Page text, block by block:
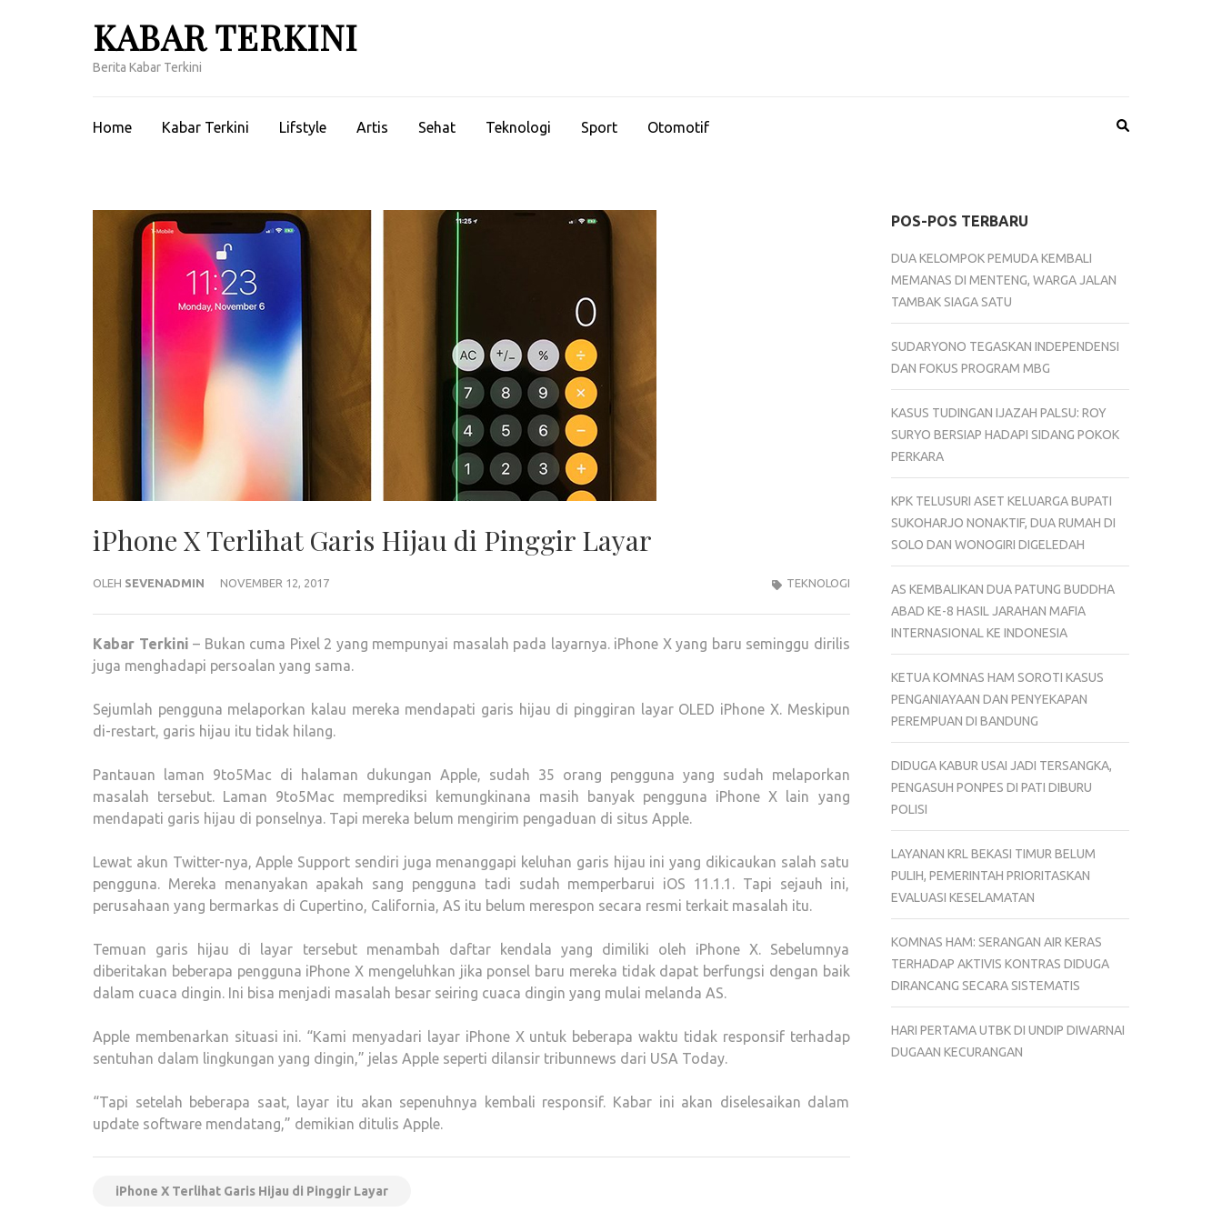
KABAR TERKINI
Berita Kabar Terkini
Home Kabar Terkini Lifstyle Artis Sehat Teknologi Sport Otomotif
iPhone X Terlihat Garis Hijau di Pinggir Layar
OLEH SEVENADMIN NOVEMBER 12, 2017 TEKNOLOGI
Kabar Terkini – Bukan cuma Pixel 2 yang mempunyai masalah pada layarnya. iPhone X yang baru seminggu dirilis
juga menghadapi persoalan yang sama.
Sejumlah pengguna melaporkan kalau mereka mendapati garis hijau di pinggiran layar OLED iPhone X. Meskipun
di-restart, garis hijau itu tidak hilang.
Pantauan laman 9to5Mac di halaman dukungan Apple, sudah 35 orang pengguna yang sudah melaporkan
masalah tersebut. Laman 9to5Mac memprediksi kemungkinana masih banyak pengguna iPhone X lain yang
mendapati garis hijau di ponselnya. Tapi mereka belum mengirim pengaduan di situs Apple.
Lewat akun Twitter-nya, Apple Support sendiri juga menanggapi keluhan garis hijau ini yang dikicaukan salah satu
pengguna. Mereka menanyakan apakah sang pengguna tadi sudah memperbarui iOS 11.1.1. Tapi sejauh ini,
perusahaan yang bermarkas di Cupertino, California, AS itu belum merespon secara resmi terkait masalah itu.
Temuan garis hijau di layar tersebut menambah daftar kendala yang dimiliki oleh iPhone X. Sebelumnya
diberitakan beberapa pengguna iPhone X mengeluhkan jika ponsel baru mereka tidak dapat berfungsi dengan baik
dalam cuaca dingin. Ini bisa menjadi masalah besar seiring cuaca dingin yang mulai melanda AS.
Apple membenarkan situasi ini. “Kami menyadari layar iPhone X untuk beberapa waktu tidak responsif terhadap
sentuhan dalam lingkungan yang dingin,” jelas Apple seperti dilansir tribunnews dari USA Today.
“Tapi setelah beberapa saat, layar itu akan sepenuhnya kembali responsif. Kabar ini akan diselesaikan dalam
update software mendatang,” demikian ditulis Apple.
iPhone X Terlihat Garis Hijau di Pinggir Layar
POS-POS TERBARU
DUA KELOMPOK PEMUDA KEMBALI
MEMANAS DI MENTENG, WARGA JALAN
TAMBAK SIAGA SATU
SUDARYONO TEGASKAN INDEPENDENSI
DAN FOKUS PROGRAM MBG
KASUS TUDINGAN IJAZAH PALSU: ROY
SURYO BERSIAP HADAPI SIDANG POKOK
PERKARA
KPK TELUSURI ASET KELUARGA BUPATI
SUKOHARJO NONAKTIF, DUA RUMAH DI
SOLO DAN WONOGIRI DIGELEDAH
AS KEMBALIKAN DUA PATUNG BUDDHA
ABAD KE-8 HASIL JARAHAN MAFIA
INTERNASIONAL KE INDONESIA
KETUA KOMNAS HAM SOROTI KASUS
PENGANIAYAAN DAN PENYEKAPAN
PEREMPUAN DI BANDUNG
DIDUGA KABUR USAI JADI TERSANGKA,
PENGASUH PONPES DI PATI DIBURU
POLISI
LAYANAN KRL BEKASI TIMUR BELUM
PULIH, PEMERINTAH PRIORITASKAN
EVALUASI KESELAMATAN
KOMNAS HAM: SERANGAN AIR KERAS
TERHADAP AKTIVIS KONTRAS DIDUGA
DIRANCANG SECARA SISTEMATIS
HARI PERTAMA UTBK DI UNDIP DIWARNAI
DUGAAN KECURANGAN